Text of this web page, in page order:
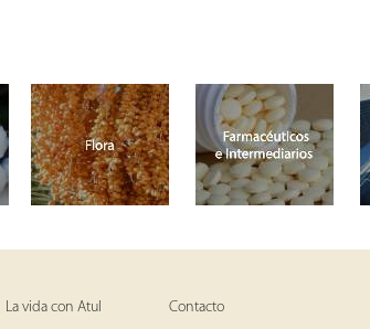
La vida con Atul Contacto